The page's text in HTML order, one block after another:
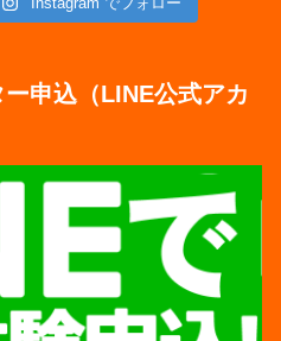
申込（LINE公式アカ